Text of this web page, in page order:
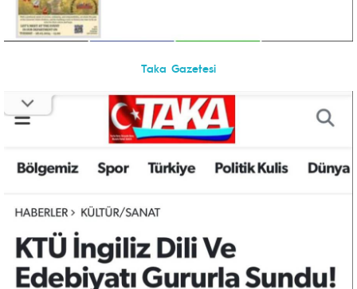
Taka Gazetesi